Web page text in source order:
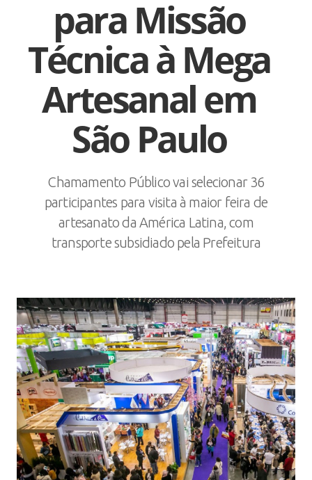
para Missão
Técnica à Mega
Artesanal em
São Paulo
Chamamento Público vai selecionar 36
participantes para visita à maior feira de
artesanato da América Latina, com
transporte subsidiado pela Prefeitura